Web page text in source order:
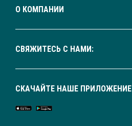
О КОМПАНИИ
СВЯЖИТЕСЬ С НАМИ:
СКАЧАЙТЕ НАШЕ ПРИЛОЖЕНИЕ